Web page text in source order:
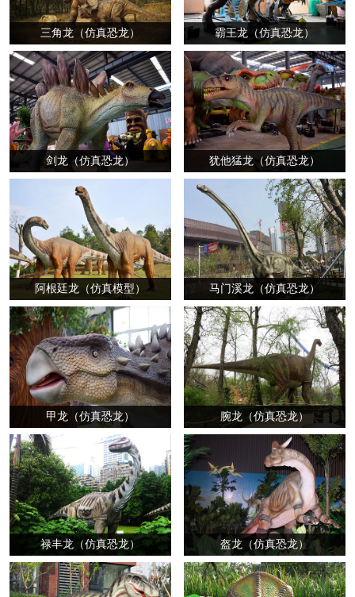
三角龙（仿真恐龙） 霸王龙（仿真恐龙）
剑龙（仿真恐龙） 犹他猛龙（仿真恐龙）
阿根廷龙（仿真模型） 马门溪龙（仿真恐龙）
甲龙（仿真恐龙） 腕龙（仿真恐龙）
禄丰龙（仿真恐龙） 盔龙（仿真恐龙）